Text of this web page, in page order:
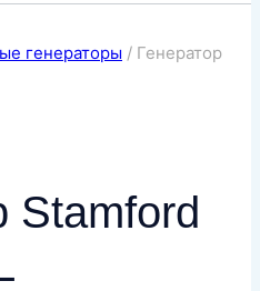
генераторы / Генератор
Stamford